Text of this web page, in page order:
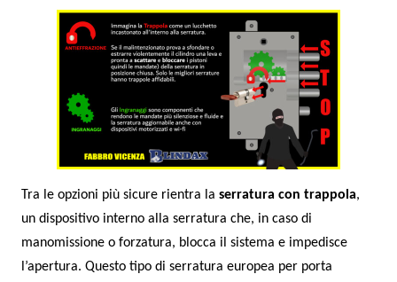
Tra le opzioni più sicure rientra laserratura con trappola,
un dispositivo interno alla serratura che, in caso di
manomissione o forzatura, blocca il sistema e impedisce
l’apertura. Questo tipo di serratura europea per porta